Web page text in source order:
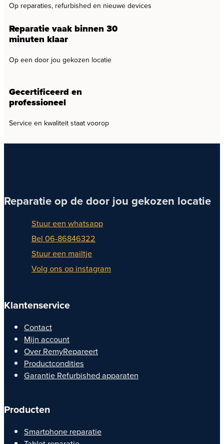
Op reparaties, refurbished en nieuwe devices
Reparatie vaak binnen 30
minuten klaar
Op een door jou gekozen locatie
Gecertificeerd en
professioneel
Service en kwaliteit staat voorop
Reparatie op de door jou gekozen locatie
Stuur een whatsapp
Bel 06-86846322
Stuur een mailtje
Volg ons op instagram
Klantenservice
Contact
Mijn account
Over RemyRepareert
Productcondities
Garantie Refurbished apparaten
Producten
Smartphone reparatie